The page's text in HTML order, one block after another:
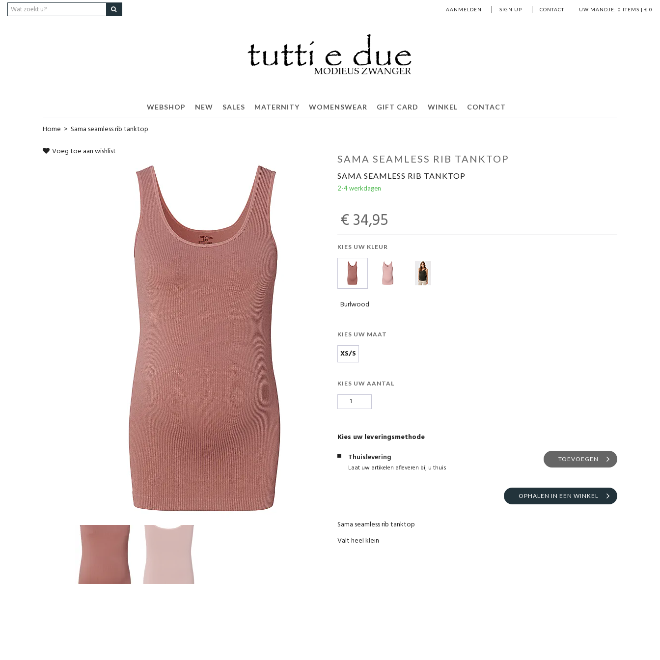
UW MANDJE: 0 ITEMS | € 0
AANMELDEN SIGN UP CONTACT
WEBSHOP NEW SALES MATERNITY WOMENSWEAR GIFT CARD WINKEL CONTACT
Home > Sama seamless rib tanktop
Voeg toe aan wishlist
SAMA SEAMLESS RIB TANKTOP
SAMA SEAMLESS RIB TANKTOP
2-4 werkdagen
€ 34,95
KIES UW KLEUR
Burlwood
KIES UW MAAT
XS/S
KIES UW AANTAL
Kies uw leveringsmethode
Thuislevering
Laat uw artikelen afleveren bij u thuis
TOEVOEGEN
OPHALEN IN EEN WINKEL
Sama seamless rib tanktop
Valt heel klein